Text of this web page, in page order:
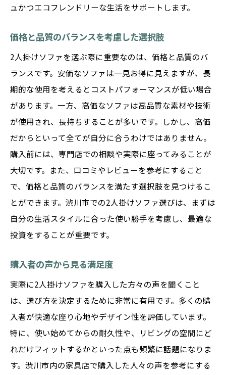
ュかつエコフレンドリーな生活をサポートします。
価格と品質のバランスを考慮した選択肢
2人掛けソファを選ぶ際に重要なのは、価格と品質のバ
ランスです。安価なソファは一見お得に見えますが、長
期的な使用を考えるとコストパフォーマンスが低い場合
があります。一方、高価なソファは高品質な素材や技術
が使用され、長持ちすることが多いです。しかし、高価
だからといって全てが自分に合うわけではありません。
購入前には、専門店での相談や実際に座ってみることが
大切です。また、口コミやレビューを参考にすること
で、価格と品質のバランスを満たす選択肢を見つけるこ
とができます。渋川市での2人掛けソファ選びは、まずは
自分の生活スタイルに合った使い勝手を考慮し、最適な
投資をすることが重要です。
購入者の声から見る満足度
実際に2人掛けソファを購入した方々の声を聞くこと
は、選び方を決定するために非常に有用です。多くの購
入者が快適な座り心地やデザイン性を評価しています。
特に、使い始めてからの耐久性や、リビングの空間にど
れだけフィットするかといった点も頻繁に話題になりま
す。渋川市内の家具店で購入した人々の声を参考にする